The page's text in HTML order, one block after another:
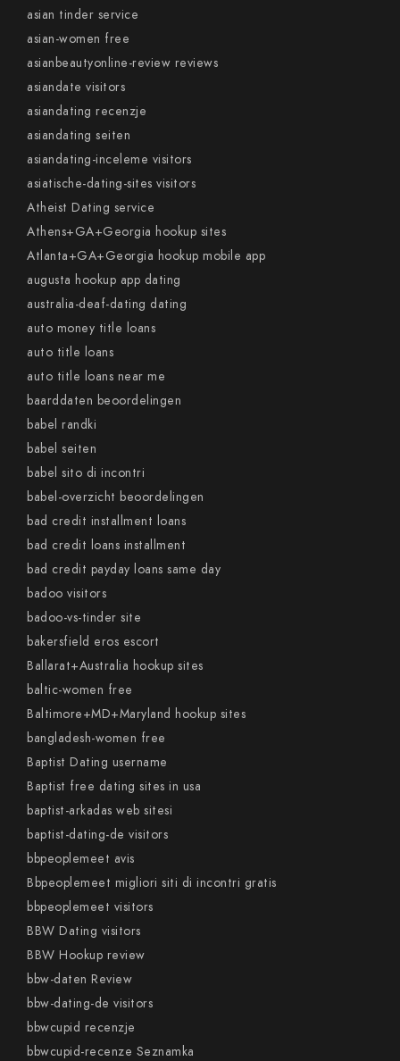
asian tinder service
asian-women free
asianbeautyonline-review reviews
asiandate visitors
asiandating recenzje
asiandating seiten
asiandating-inceleme visitors
asiatische-dating-sites visitors
Atheist Dating service
Athens+GA+Georgia hookup sites
Atlanta+GA+Georgia hookup mobile app
augusta hookup app dating
australia-deaf-dating dating
auto money title loans
auto title loans
auto title loans near me
baarddaten beoordelingen
babel randki
babel seiten
babel sito di incontri
babel-overzicht beoordelingen
bad credit installment loans
bad credit loans installment
bad credit payday loans same day
badoo visitors
badoo-vs-tinder site
bakersfield eros escort
Ballarat+Australia hookup sites
baltic-women free
Baltimore+MD+Maryland hookup sites
bangladesh-women free
Baptist Dating username
Baptist free dating sites in usa
baptist-arkadas web sitesi
baptist-dating-de visitors
bbpeoplemeet avis
Bbpeoplemeet migliori siti di incontri gratis
bbpeoplemeet visitors
BBW Dating visitors
BBW Hookup review
bbw-daten Review
bbw-dating-de visitors
bbwcupid recenzje
bbwcupid-recenze Seznamka